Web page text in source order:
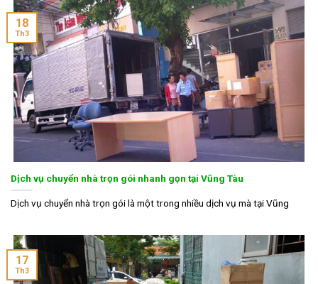
Dịch vụ chuyển nhà trọn gói nhanh gọn tại Vũng Tàu
Dịch vụ chuyển nhà trọn gói là một trong nhiều dịch vụ mà tại Vũng
18
Th3
17
Th3